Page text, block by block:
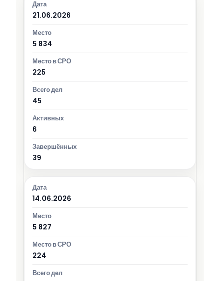
21.06.2026
5 834
225
45
6
39
14.06.2026
5 827
224